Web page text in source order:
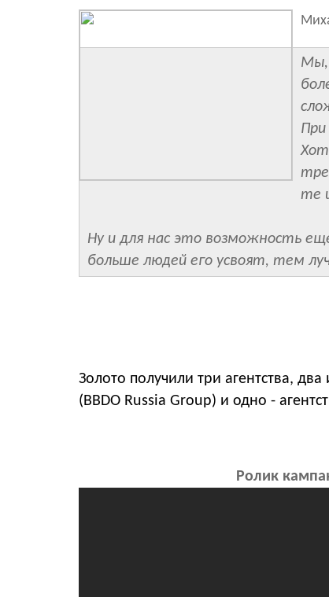
Мы,
При
те
Ну и для нас это возможность
больше людей его усвоят, тем
Золото получили три агентства,
(BBDO Russia Group) и одно -
Ролик